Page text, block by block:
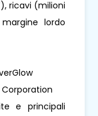
ricavi (milioni
lordo
Corporation
e principali